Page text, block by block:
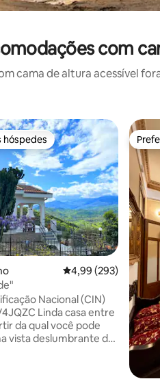
com
cama de altura acessível
5, 35 avaliações
preferidos dos hóspedes
hóspedes
4,99 de uma
4,99 (293)
Nacional (CIN)
casa entre
da qual você pode
vista deslumbrante de